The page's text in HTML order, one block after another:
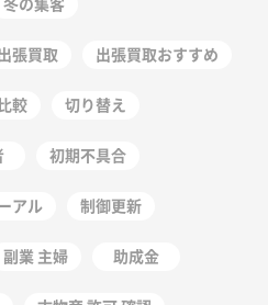
冬の集客
張買取 出張買取おすすめ
較 切り替え
初期不具合
アル 制御更新
副業 主婦 助成金